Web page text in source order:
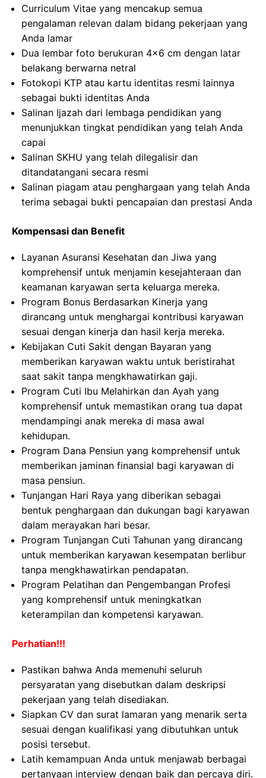
Curriculum Vitae yang mencakup semua
pengalaman relevan dalam bidang pekerjaan yang
Anda lamar
Dua lembar foto berukuran 4×6 cm dengan latar
belakang berwarna netral
Fotokopi KTP atau kartu identitas resmi lainnya
sebagai bukti identitas Anda
Salinan Ijazah dari lembaga pendidikan yang
menunjukkan tingkat pendidikan yang telah Anda
capai
Salinan SKHU yang telah dilegalisir dan
ditandatangani secara resmi
Salinan piagam atau penghargaan yang telah Anda
terima sebagai bukti pencapaian dan prestasi Anda
Kompensasi dan Benefit
Layanan Asuransi Kesehatan dan Jiwa yang
komprehensif untuk menjamin kesejahteraan dan
keamanan karyawan serta keluarga mereka.
Program Bonus Berdasarkan Kinerja yang
dirancang untuk menghargai kontribusi karyawan
sesuai dengan kinerja dan hasil kerja mereka.
Kebijakan Cuti Sakit dengan Bayaran yang
memberikan karyawan waktu untuk beristirahat
saat sakit tanpa mengkhawatirkan gaji.
Program Cuti Ibu Melahirkan dan Ayah yang
komprehensif untuk memastikan orang tua dapat
mendampingi anak mereka di masa awal
kehidupan.
Program Dana Pensiun yang komprehensif untuk
memberikan jaminan finansial bagi karyawan di
masa pensiun.
Tunjangan Hari Raya yang diberikan sebagai
bentuk penghargaan dan dukungan bagi karyawan
dalam merayakan hari besar.
Program Tunjangan Cuti Tahunan yang dirancang
untuk memberikan karyawan kesempatan berlibur
tanpa mengkhawatirkan pendapatan.
Program Pelatihan dan Pengembangan Profesi
yang komprehensif untuk meningkatkan
keterampilan dan kompetensi karyawan.
Perhatian!!!
Pastikan bahwa Anda memenuhi seluruh
persyaratan yang disebutkan dalam deskripsi
pekerjaan yang telah disediakan.
Siapkan CV dan surat lamaran yang menarik serta
sesuai dengan kualifikasi yang dibutuhkan untuk
posisi tersebut.
Latih kemampuan Anda untuk menjawab berbagai
pertanyaan interview dengan baik dan percaya diri.